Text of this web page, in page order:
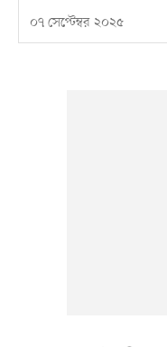
০৭ সেপ্টেম্বর ২০২৫